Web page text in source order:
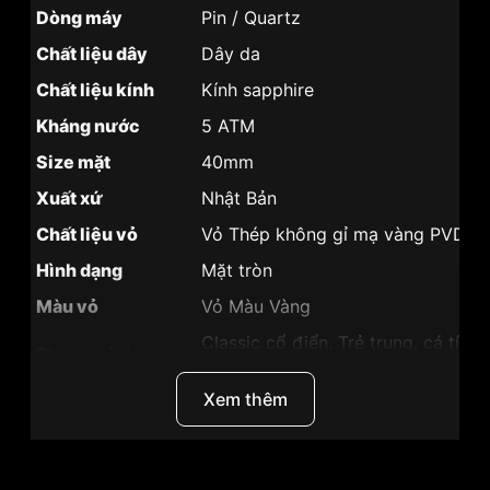
Dòng máy
Pin / Quartz
Chất liệu dây
Dây da
Chất liệu kính
Kính sapphire
Kháng nước
5 ATM
Size mặt
40mm
Xuất xứ
Nhật Bản
Chất liệu vỏ
Vỏ Thép không gỉ mạ vàng PVD
Hình dạng
Mặt tròn
Màu vỏ
Vỏ Màu Vàng
Classic cổ điển, Trẻ trung, cá tính,
trọng
Lịch ngày,giờ, phút, giây
Xem thêm